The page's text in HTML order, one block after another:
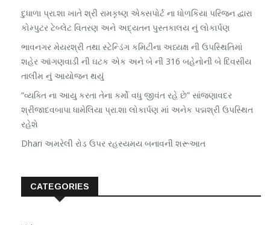
દુધાળા પ્રા.શા ખાતે શ્રી રામકૃષ્ણ એક્સપોર્ટ ના ધોળકિયા પરિજન દ્વારા
કોમ્પુટર ટેબ્લેટ વિતરણ અને અદ્યતન પુસ્તકાલય નું લોકાર્પણ
ભાવનગર મેયરશ્રી તથા સ્ટેન્ડિંગ કમિટીના અધ્યક્ષ ની ઉપસ્થિતિમાં
શહેર આંગણવાડી ની ઘટક એક અને બે ની 316 બહેનોની બે દિવસીય
તાલીમ નું આયોજન થયું
“વ્યક્તિ ના આયુ કરતા તેના કર્મો વધુ જીવંત રહે છે” સાંજણાવદર
શ્રીજાદવબાપા ધામેલિયા પ્રા.શા લોકાર્પણ માં અનેક પદ્મશ્રી ઉપસ્થિત
રહેશે
Dhari અમરેલી રોડ ઉપર રહસ્યમય બનાવની શરૂઆત
CATEGORIES